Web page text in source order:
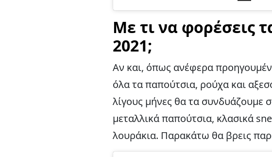
Με τι να φορέσεις
2021;
Αν και, όπως ανέφερα
όλα τα παπούτσια, ρούχα και
λίγους μήνες θα τα συνδυάζουμε
μεταλλικά παπούτσια, κλασικά
λουράκια. Παρακάτω θα βρεις